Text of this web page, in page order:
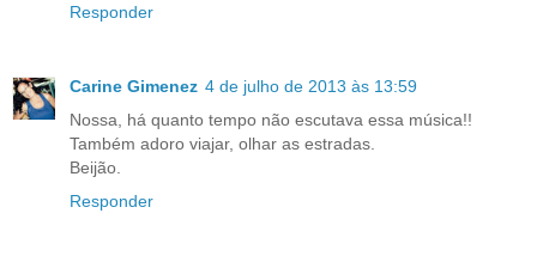
Responder
Carine Gimenez 4 de julho de 2013 às 13:59
Nossa, há quanto tempo não escutava essa música!!
Também adoro viajar, olhar as estradas.
Beijão.
Responder